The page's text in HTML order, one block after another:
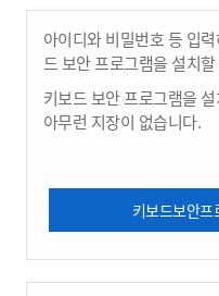
아이디와 비밀번호 등 입
드 보안 프로그램을 설치
키보드 보안 프로그램을
아무런 지장이 없습니다.
키보드보안프